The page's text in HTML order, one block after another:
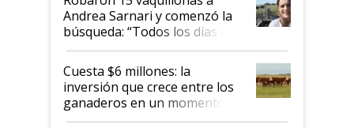
Andrea Sarnari y comenzó la
búsqueda: “Todos los días le
toca a algún productor”
Cuesta $6 millones: la
inversión que crece entre los
ganaderos en un momento
histórico para la actividad